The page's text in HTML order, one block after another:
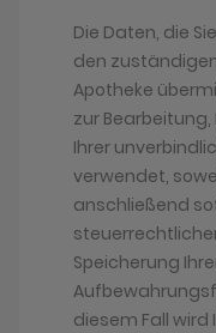
Die Daten, die
den
Apotheke
zur
Ihrer
verwendet,
anschließend
Speicherung
diesem Fall wird